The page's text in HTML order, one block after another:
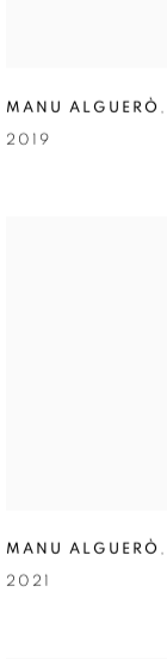
MANU ALGUERÒ ,
2019
MANU ALGUERÒ ,
2021